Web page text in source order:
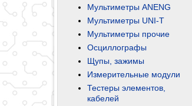
Мультиметры ANENG
Мультиметры UNI-T
Мультиметры прочие
Осциллографы
Щупы, зажимы
Измерительные модули
Тестеры элементов,
кабелей